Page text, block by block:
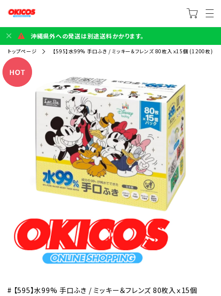
沖縄県外への発送は別途送料かかります。
トップページ 【595】水99% 手口ふき / ミッキー＆フレンズ 80枚入ｘ15個 (1200枚)
# 【595】水99% 手口ふき / ミッキー＆フレンズ 80枚入ｘ15個